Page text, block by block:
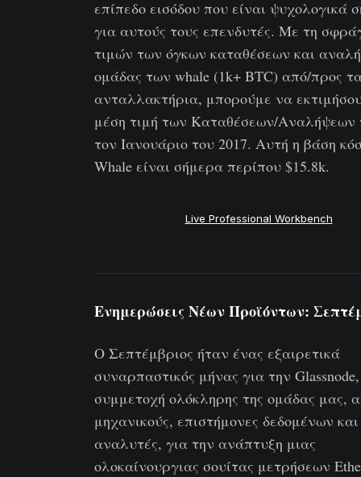
επίπεδο εισόδου που είναι ψυχολογικά
για αυτούς τους επενδυτές. Με τη
τιμών των όγκων καταθέσεων και
ομάδας των whale (1k+ BTC) από/προς
ανταλλακτήρια, μπορούμε να
μέση τιμή των Καταθέσεων/Αναλήψεων
τον Ιανουάριο του 2017. Αυτή η βάση
Whale είναι σήμερα περίπου $15.8k.
Live Professional Workbench
Ενημερώσεις Νέων Προϊόντων:
Ο Σεπτέμβριος ήταν ένας εξαιρετικά
συναρπαστικός μήνας για την
συμμετοχή ολόκληρης της ομάδας μας,
μηχανικούς, επιστήμονες δεδομένων και
αναλυτές, για την ανάπτυξη μιας
ολοκαίνουργιας σουίτας μετρήσεων